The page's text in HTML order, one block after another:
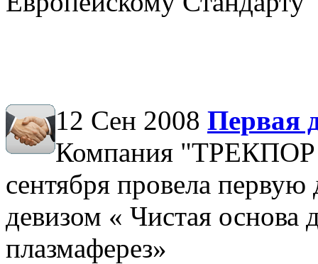
12 Сен 2008 Первая
Компания
сентября провела
девизом « Чистая
плазмаферез»